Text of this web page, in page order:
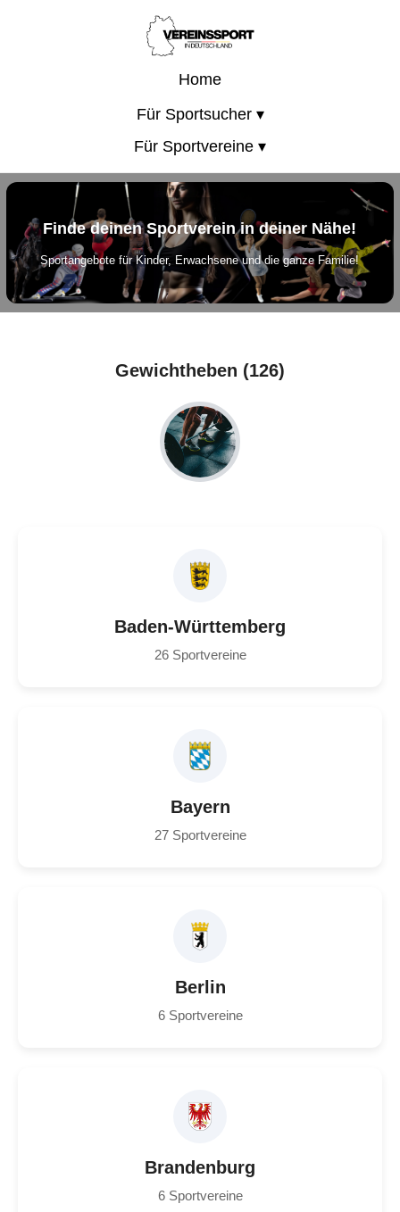
Home
Für Sportsucher ▾
Für Sportvereine ▾
Finde deinen Sportverein in deiner Nähe!
Sportangebote für Kinder, Erwachsene und die ganze Familie!
Gewichtheben (126)
Baden-Württemberg
26 Sportvereine
Bayern
27 Sportvereine
Berlin
6 Sportvereine
Brandenburg
6 Sportvereine